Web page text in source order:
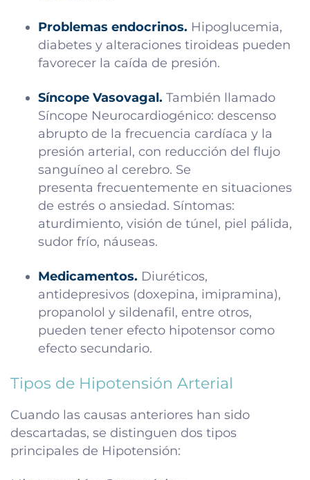
Problemas endocrinos. Hipoglucemia,
diabetes y alteraciones tiroideas pueden
favorecer la caída de presión.
Síncope Vasovagal. También llamado
Síncope Neurocardiogénico: descenso
abrupto de la frecuencia cardíaca y la
presión arterial, con reducción del flujo
sanguíneo al cerebro. Se
presenta frecuentemente en situaciones
de estrés o ansiedad. Síntomas:
aturdimiento, visión de túnel, piel pálida,
sudor frío, náuseas.
Medicamentos. Diuréticos,
antidepresivos (doxepina, imipramina),
propanolol y sildenafil, entre otros,
pueden tener efecto hipotensor como
efecto secundario.
Tipos de Hipotensión Arterial
Cuando las causas anteriores han sido
descartadas, se distinguen dos tipos
principales de Hipotensión: